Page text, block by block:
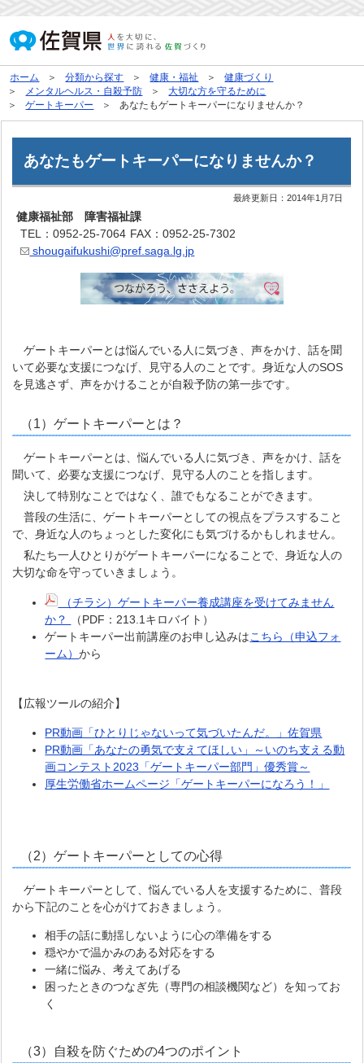
ホーム 分類から探す 健康・福祉
健康づくり
メンタルヘルス・自殺予防
大切な方を守るために
ゲートキーパー
あなたもゲートキーパーになりませんか？
あなたもゲートキーパーになりませんか？
最終更新日：2014年1月7日
健康福祉部 障害福祉課
TEL：0952-25-7064 FAX：0952-25-7302
shougaifukushi@pref.saga.lg.jp
ゲートキーパーとは悩んでいる人に気づき、声をかけ、話を聞
いて必要な支援につなげ、見守る人のことです。身近な人のSOS
を見逃さず、声をかけることが自殺予防の第一歩です。
（1）ゲートキーパーとは？
ゲートキーパーとは、悩んでいる人に気づき、声をかけ、話を
聞いて、必要な支援につなげ、見守る人のことを指します。
決して特別なことではなく、誰でもなることができます。
普段の生活に、ゲートキーパーとしての視点をプラスすること
で、身近な人のちょっとした変化にも気づけるかもしれません。
私たち一人ひとりがゲートキーパーになることで、身近な人の
大切な命を守っていきましょう。
（チラシ）ゲートキーパー養成講座を受けてみません
か？
（PDF：213.1キロバイト）
ゲートキーパー出前講座のお申し込みはこちら（申込フォ
ーム）から
【広報ツールの紹介】
PR動画「ひとりじゃないって気づいたんだ。」佐賀県
PR動画「あなたの勇気で支えてほしい」～いのち支える動
画コンテスト2023「ゲートキーパー部門」優秀賞～
厚生労働省ホームページ「ゲートキーパーになろう！」
（2）ゲートキーパーとしての心得
ゲートキーパーとして、悩んでいる人を支援するために、普段
から下記のことを心がけておきましょう。
相手の話に動揺しないように心の準備をする
穏やかで温かみのある対応をする
一緒に悩み、考えてあげる
困ったときのつなぎ先（専門の相談機関など）を知ってお
く
（3）自殺を防ぐための4つのポイント